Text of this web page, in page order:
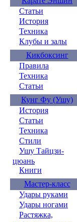
Статьи
История
Техника
Клубы и залы
Кикбоксинг
Правила
Техника
Статьи
Кунг Фу (Ушу)
История
Статьи
Техника
Стили
Ушу Тайцзи-
цюань
Книги
Мастер-класс
Удары руками
Удары ногами
Растяжка,